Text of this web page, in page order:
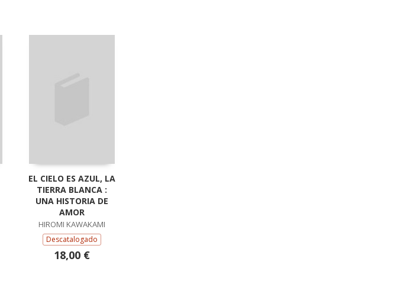
EL CIELO ES AZUL, LA
TIERRA BLANCA :
UNA HISTORIA DE
AMOR
HIROMI KAWAKAMI
Descatalogado
18,00 €